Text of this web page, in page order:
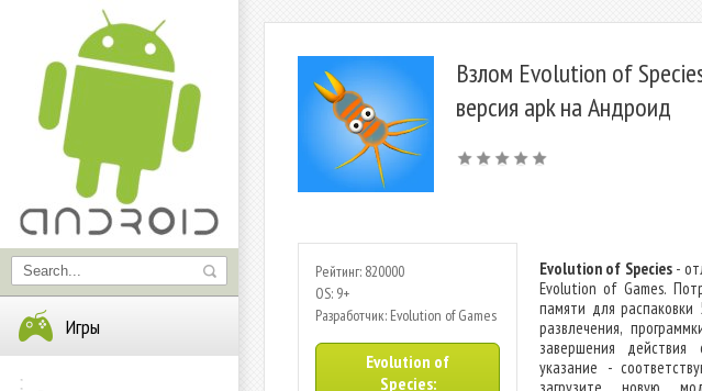
Игры
Взлом Evolution of
версия apk на Андроид
Рейтинг: 820000
OS: 9+
Разработчик: Evolution of Games
Evolution of
Species:
Evolution of Species-
Evolution of Games.
памяти для распаковки
развлечения,
завершения действия
указание -